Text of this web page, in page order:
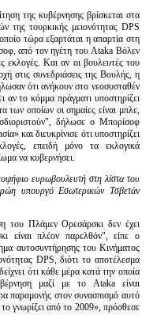
της κυβέρνησης βρίσκεται στα
της τουρκικής μειονότητας DPS
τώρα εξαρτάται η απαρτία στη
από τον ηγέτη του Ataka Βόλεν
εκλογές. Και αν οι βουλευτές του
στις συνεδριάσεις της Βουλής, η
ότι ανήκουν στο νεοσυσταθέν
αν το κόμμα πράγματι υποστηρίζει
οποίων οι σημαίες είναι μπλε,
δήλωσε ο Μπορίσοφ
και διευκρίνισε ότι υποστηρίζει
επειδή μόνο τα εκλογικά
να κυβερνήσει.
ευρωβουλευτή στη λίστα του
υπουργό Εσωτερικών Τσβετάν
του Πλάμεν Ορεσάρσκι δεν έχει
είναι πλέον παρελθόν", είπε ο
αυτοσυντήρησης του Κινήματος
DPS, διότι το αποτέλεσμα
ότι κάθε μέρα κατά την οποία
μαζί με το Ataka είναι
παραμονής στον συνασπισμό αυτό
γνωρίζει από το 2009», πρόσθεσε